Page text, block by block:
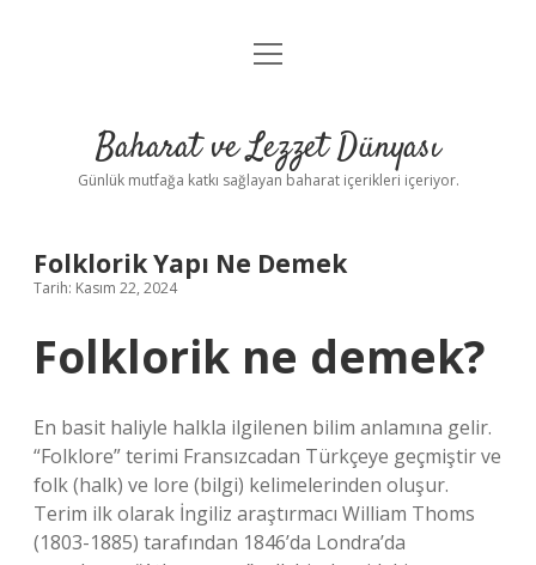
Anasayfa
Yasal Uyarı
menüyü
Baharat ve Lezzet Dünyası
Günlük mutfağa katkı sağlayan baharat içerikleri içeriyor.
Folklorik Yapı Ne Demek
Tarih: Kasım 22, 2024
Folklorik ne demek?
En basit haliyle halkla ilgilenen bilim anlamına gelir.
“Folklore” terimi Fransızcadan Türkçeye geçmiştir ve
folk (halk) ve lore (bilgi) kelimelerinden oluşur.
Terim ilk olarak İngiliz araştırmacı William Thoms
(1803-1885) tarafından 1846’da Londra’da